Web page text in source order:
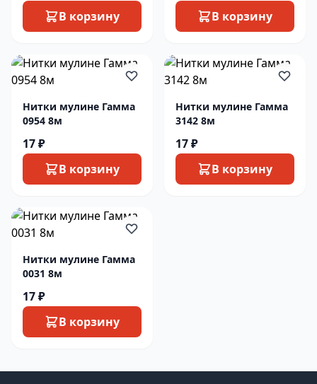
В корзину
В корзину
Нитки мулине Гамма
0954 8м
17 ₽
В корзину
Нитки мулине Гамма
3142 8м
17 ₽
В корзину
Нитки мулине Гамма
0031 8м
17 ₽
В корзину